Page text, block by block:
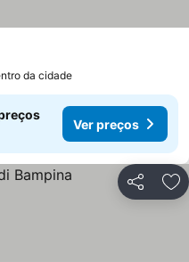
da cidade
Ver preços
Partilhar